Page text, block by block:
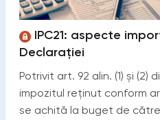
IPC21: aspecte
Declarației
Potrivit art. 92 alin. (1) și (2)
impozitul reţinut conform
se achită la buget de